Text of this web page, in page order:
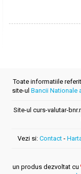
Toate informatiile
site-ul Bancii Nationale
Site-ul curs-valutar-
Vezi si: Contact -
un produs dezvoltat cu